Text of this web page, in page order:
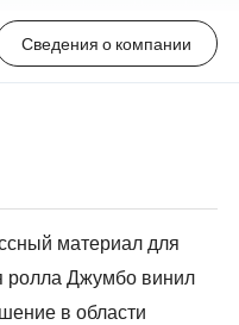
Сведения о компании
материал для
ролла Джумбо винил
в области